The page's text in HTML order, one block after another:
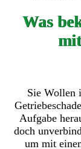
Was
Sie Wollen
Aufgabe
doch
um mit